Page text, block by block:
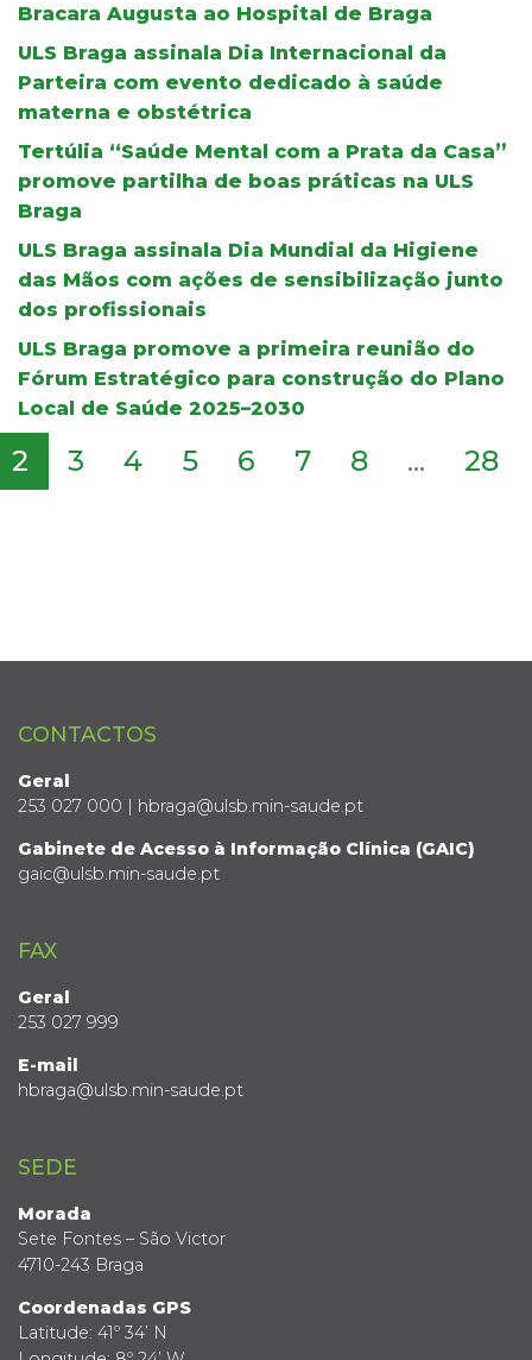
Bracara Augusta ao Hospital de Braga
ULS Braga assinala Dia Internacional da
Parteira com evento dedicado à saúde
materna e obstétrica
Tertúlia “Saúde Mental com a Prata da Casa”
promove partilha de boas práticas na ULS
Braga
ULS Braga assinala Dia Mundial da Higiene
das Mãos com ações de sensibilização junto
dos profissionais
ULS Braga promove a primeira reunião do
Fórum Estratégico para construção do Plano
Local de Saúde 2025–2030
2 3 4 5 6 7 8 ... 28
CONTACTOS
Geral
253 027 000 | hbraga@ulsb.min-saude.pt
Gabinete de Acesso à Informação Clínica (GAIC)
gaic@ulsb.min-saude.pt
FAX
Geral
253 027 999
E-mail
hbraga@ulsb.min-saude.pt
SEDE
Morada
Sete Fontes – São Victor
4710-243 Braga
Coordenadas GPS
Latitude: 41º 34’ N